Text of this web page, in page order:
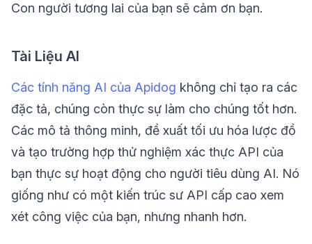
Con người tương lai của bạn sẽ cảm ơn bạn.
Tài Liệu AI
Các tính năng AI của Apidog không chỉ tạo ra các
đặc tả, chúng còn thực sự làm cho chúng tốt hơn.
Các mô tả thông minh, đề xuất tối ưu hóa lược đồ
và tạo trường hợp thử nghiệm xác thực API của
bạn thực sự hoạt động cho người tiêu dùng AI. Nó
giống như có một kiến trúc sư API cấp cao xem
xét công việc của bạn, nhưng nhanh hơn.